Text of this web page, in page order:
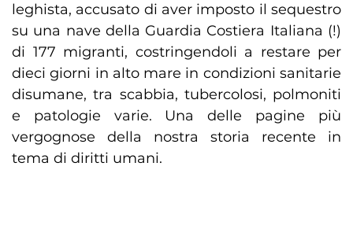
leghista, accusato di aver imposto il sequestro
su una nave della Guardia Costiera Italiana (!)
di 177 migranti, costringendoli a restare per
dieci giorni in alto mare in condizioni sanitarie
disumane, tra scabbia, tubercolosi, polmoniti
e patologie varie. Una delle pagine più
vergognose della nostra storia recente in
tema di diritti umani.